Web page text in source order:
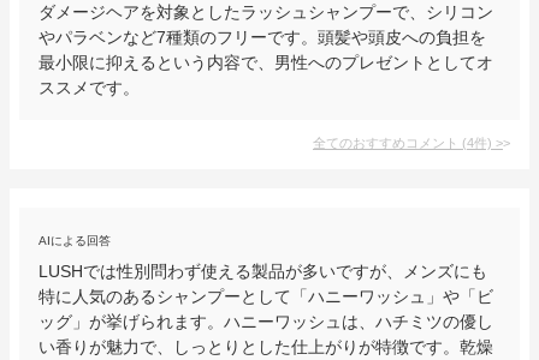
ダメージヘアを対象としたラッシュシャンプーで、シリコン
やパラベンなど7種類のフリーです。頭髪や頭皮への負担を
最小限に抑えるという内容で、男性へのプレゼントとしてオ
ススメです。
全てのおすすめコメント (4件) >
AIによる回答
LUSHでは性別問わず使える製品が多いですが、メンズにも
特に人気のあるシャンプーとして「ハニーワッシュ」や「ビ
ッグ」が挙げられます。ハニーワッシュは、ハチミツの優し
い香りが魅力で、しっとりとした仕上がりが特徴です。乾燥